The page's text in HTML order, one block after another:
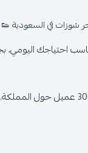
شوزات في السعودية 👟
احتياجك اليومي،